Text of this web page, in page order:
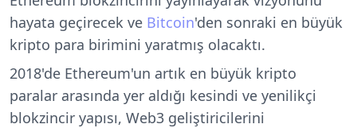
hayata geçirecek ve Bitcoin'den sonraki en büyük
kripto para birimini yaratmış olacaktı.
2018'de Ethereum'un artık en büyük kripto
paralar arasında yer aldığı kesindi ve yenilikçi
blokzincir yapısı, Web3 geliştiricilerini